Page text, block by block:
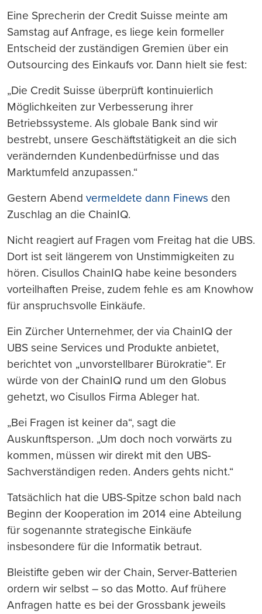
Eine Sprecherin der Credit Suisse meinte am
Samstag auf Anfrage, es liege kein formeller
Entscheid der zuständigen Gremien über ein
Outsourcing des Einkaufs vor. Dann hielt sie fest:
„Die Credit Suisse überprüft kontinuierlich
Möglichkeiten zur Verbesserung ihrer
Betriebssysteme. Als globale Bank sind wir
bestrebt, unsere Geschäftstätigkeit an die sich
verändernden Kundenbedürfnisse und das
Marktumfeld anzupassen.“
Gestern Abend vermeldete dann Finews den
Zuschlag an die ChainIQ.
Nicht reagiert auf Fragen vom Freitag hat die UBS.
Dort ist seit längerem von Unstimmigkeiten zu
hören. Cisullos ChainIQ habe keine besonders
vorteilhaften Preise, zudem fehle es am Knowhow
für anspruchsvolle Einkäufe.
Ein Zürcher Unternehmer, der via ChainIQ der
UBS seine Services und Produkte anbietet,
berichtet von „unvorstellbarer Bürokratie“. Er
würde von der ChainIQ rund um den Globus
gehetzt, wo Cisullos Firma Ableger hat.
„Bei Fragen ist keiner da“, sagt die
Auskunftsperson. „Um doch noch vorwärts zu
kommen, müssen wir direkt mit den UBS-
Sachverständigen reden. Anders gehts nicht.“
Tatsächlich hat die UBS-Spitze schon bald nach
Beginn der Kooperation im 2014 eine Abteilung
für sogenannte strategische Einkäufe
insbesondere für die Informatik betraut.
Bleistifte geben wir der Chain, Server-Batterien
ordern wir selbst – so das Motto. Auf frühere
Anfragen hatte es bei der Grossbank jeweils